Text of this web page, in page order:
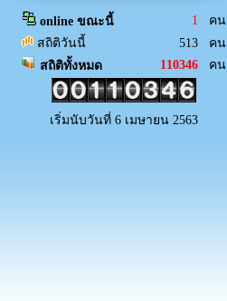
online ขณะนี้ 1 คน
สถิติวันนี้
513 คน
สถิติทั้งหมด
110346 คน
เริ่มนับวันที่ 6 เมษายน 2563